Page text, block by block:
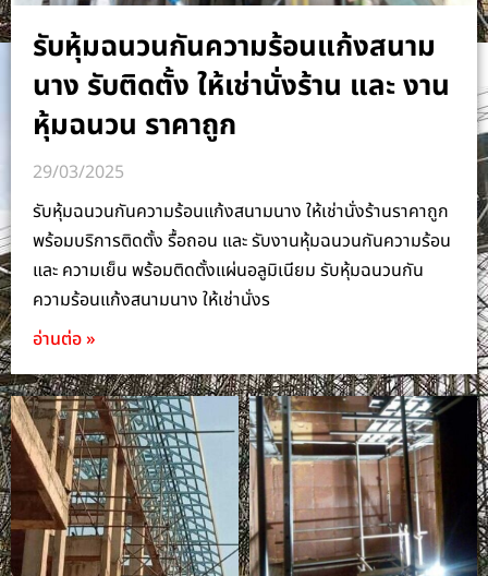
รับหุ้มฉนวนกันความร้อนแก้งสนาม
นาง รับติดตั้ง ให้เช่านั่งร้าน และ งาน
หุ้มฉนวน ราคาถูก
29/03/2025
รับหุ้มฉนวนกันความร้อนแก้งสนามนาง ให้เช่านั่งร้านราคาถูก
พร้อมบริการติดตั้ง รื้อถอน และ รับงานหุ้มฉนวนกันความร้อน
และ ความเย็น พร้อมติดตั้งแผ่นอลูมิเนียม รับหุ้มฉนวนกัน
ความร้อนแก้งสนามนาง ให้เช่านั่งร
อ่านต่อ »